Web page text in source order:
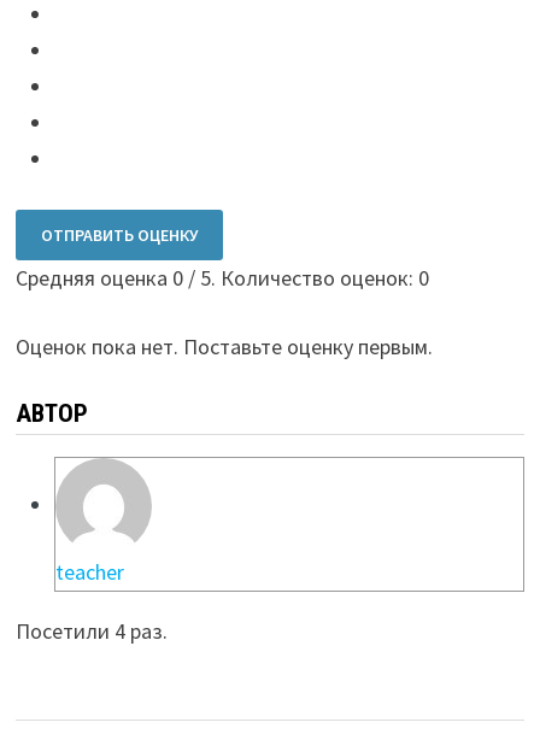
ОТПРАВИТЬ ОЦЕНКУ
Средняя оценка 0/ 5. Количество оценок: 0
Оценок пока нет. Поставьте оценку первым.
АВТОР
teacher
Посетили 4 раз.